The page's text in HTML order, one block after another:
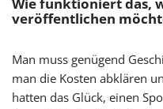
veröffentlichen
Man muss genügend
man die Kosten abklären
hatten das Glück, einen